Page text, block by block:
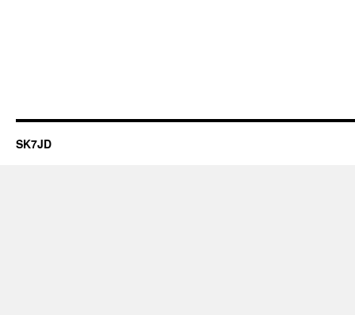
SK7JD